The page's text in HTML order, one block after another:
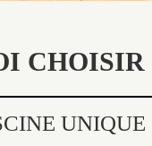
CHOISIR
UNIQUE